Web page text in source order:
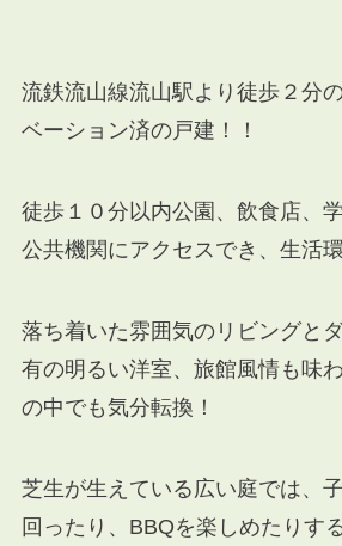
流鉄流山線流山駅より徒歩２分
ベーション済の戸建！！
徒歩１０分以内公園、飲食店、
公共機関にアクセスでき、生活
落ち着いた雰囲気のリビングと
有の明るい洋室、旅館風情も味
の中でも気分転換！
芝生が生えている広い庭では、
回ったり、BBQを楽しめたりす